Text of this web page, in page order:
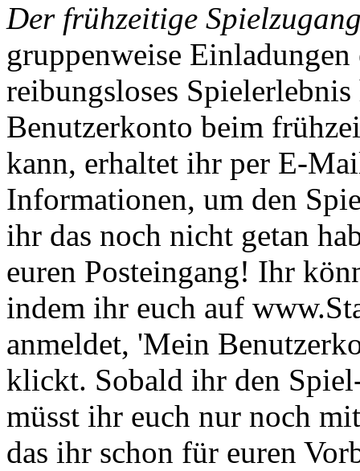
Der frühzeitige
gruppenweise
reibungsloses
Benutzerkonto beim
kann, erhaltet ihr per E-
Informationen, um den
ihr das noch nicht getan
euren Posteingang! Ihr
indem ihr euch auf
anmeldet, 'Mein
klickt. Sobald ihr den
müsst ihr euch nur noch
das ihr schon für euren